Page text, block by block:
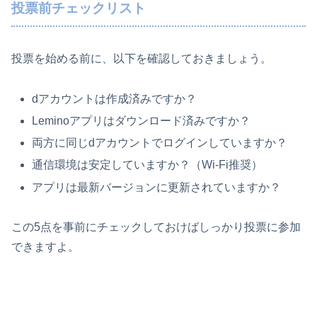
投票前チェックリスト
投票を始める前に、以下を確認しておきましょう。
dアカウントは作成済みですか？
Leminoアプリはダウンロード済みですか？
両方に同じdアカウントでログインしていますか？
通信環境は安定していますか？（Wi-Fi推奨）
アプリは最新バージョンに更新されていますか？
この5点を事前にチェックしておけばしっかり投票に参加
できますよ。